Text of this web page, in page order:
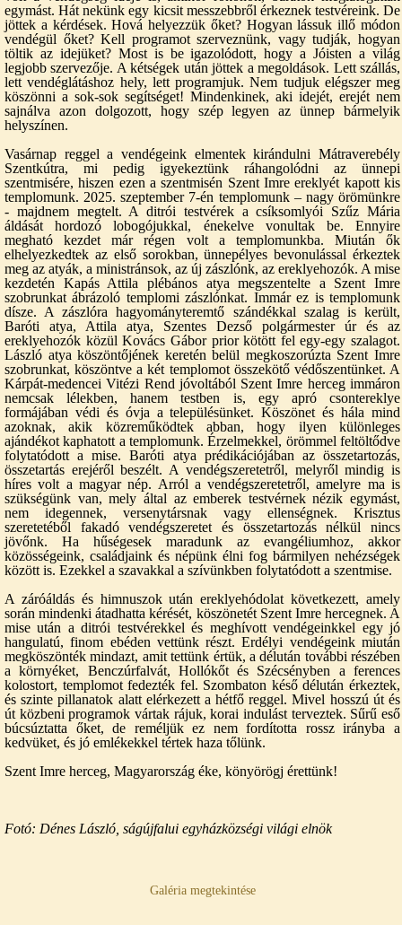
egymást. Hát nekünk egy kicsit messzebbről érkeznek testvéreink. De
jöttek a kérdések. Hová helyezzük őket? Hogyan lássuk illő módon
vendégül őket? Kell programot szerveznünk, vagy tudják, hogyan
töltik az idejüket? Most is be igazolódott, hogy a Jóisten a világ
legjobb szervezője. A kétségek után jöttek a megoldások. Lett szállás,
lett vendéglátáshoz hely, lett programjuk. Nem tudjuk elégszer meg
köszönni a sok-sok segítséget! Mindenkinek, aki idejét, erejét nem
sajnálva azon dolgozott, hogy szép legyen az ünnep bármelyik
helyszínen.
Vasárnap reggel a vendégeink elmentek kirándulni Mátraverebély
Szentkútra, mi pedig igyekeztünk ráhangolódni az ünnepi
szentmisére, hiszen ezen a szentmisén Szent Imre ereklyét kapott kis
templomunk. 2025. szeptember 7-én templomunk – nagy örömünkre
- majdnem megtelt. A ditrói testvérek a csíksomlyói Szűz Mária
áldását hordozó lobogójukkal, énekelve vonultak be. Ennyire
megható kezdet már régen volt a templomunkba. Miután ők
elhelyezkedtek az első sorokban, ünnepélyes bevonulással érkeztek
meg az atyák, a ministránsok, az új zászlónk, az ereklyehozók. A mise
kezdetén Kapás Attila plébános atya megszentelte a Szent Imre
szobrunkat ábrázoló templomi zászlónkat. Immár ez is templomunk
dísze. A zászlóra hagyományteremtő szándékkal szalag is került,
Baróti atya, Attila atya, Szentes Dezső polgármester úr és az
ereklyehozók közül Kovács Gábor prior kötött fel egy-egy szalagot.
László atya köszöntőjének keretén belül megkoszorúzta Szent Imre
szobrunkat, köszöntve a két templomot összekötő védőszentünket. A
Kárpát-medencei Vitézi Rend jóvoltából Szent Imre herceg immáron
nemcsak lélekben, hanem testben is, egy apró csontereklye
formájában védi és óvja a településünket. Köszönet és hála mind
azoknak, akik közreműködtek abban, hogy ilyen különleges
ajándékot kaphatott a templomunk. Érzelmekkel, örömmel feltöltődve
folytatódott a mise. Baróti atya prédikációjában az összetartozás,
összetartás erejéről beszélt. A vendégszeretetről, melyről mindig is
híres volt a magyar nép. Arról a vendégszeretetről, amelyre ma is
szükségünk van, mely által az emberek testvérnek nézik egymást,
nem idegennek, versenytársnak vagy ellenségnek. Krisztus
szeretetéből fakadó vendégszeretet és összetartozás nélkül nincs
jövőnk. Ha hűségesek maradunk az evangéliumhoz, akkor
közösségeink, családjaink és népünk élni fog bármilyen nehézségek
között is. Ezekkel a szavakkal a szívünkben folytatódott a szentmise.
A záróáldás és himnuszok után ereklyehódolat következett, amely
során mindenki átadhatta kérését, köszönetét Szent Imre hercegnek. A
mise után a ditrói testvérekkel és meghívott vendégeinkkel egy jó
hangulatú, finom ebéden vettünk részt. Erdélyi vendégeink miután
megköszönték mindazt, amit tettünk értük, a délután további részében
a környéket, Benczúrfalvát, Hollókőt és Szécsényben a ferences
kolostort, templomot fedezték fel. Szombaton késő délután érkeztek,
és szinte pillanatok alatt elérkezett a hétfő reggel. Mivel hosszú út és
út közbeni programok vártak rájuk, korai indulást terveztek. Sűrű eső
búcsúztatta őket, de reméljük ez nem fordította rossz irányba a
kedvüket, és jó emlékekkel tértek haza tőlünk.
Szent Imre herceg, Magyarország éke, könyörögj érettünk!
Fotó: Dénes László, ságújfalui egyházközségi világi elnök
Galéria megtekintése